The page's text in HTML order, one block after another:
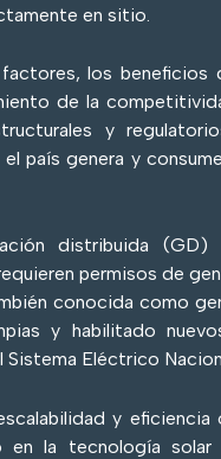
en sitio.
los beneficios
de la
y
país genera y
distribuida
permisos de
conocida como
y habilitado
Eléctrico
y eficiencia
en la tecnología